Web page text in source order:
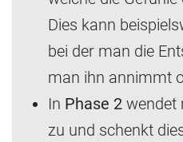
Dies kann
bei der man die
man ihn annimmt
In Phase 2 wendet
zu und schenkt